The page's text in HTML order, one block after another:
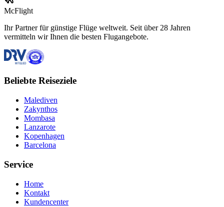
McFlight
Ihr Partner für günstige Flüge weltweit. Seit über 28 Jahren
vermitteln wir Ihnen die besten Flugangebote.
Beliebte Reiseziele
Malediven
Zakynthos
Mombasa
Lanzarote
Kopenhagen
Barcelona
Service
Home
Kontakt
Kundencenter